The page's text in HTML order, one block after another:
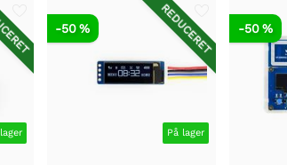
REDUCERET
På lager
-50 % -50 %